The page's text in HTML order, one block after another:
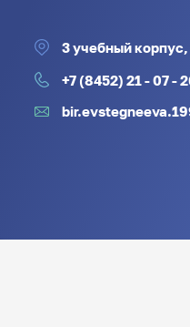
3 учебный
+7 (8452) 21 - 07 -